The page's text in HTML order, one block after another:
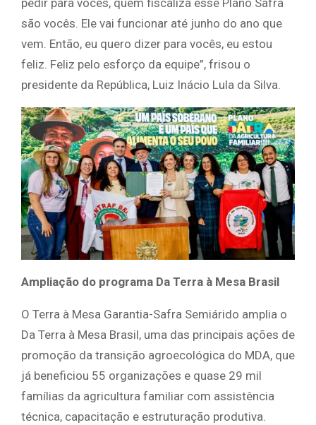
são vocês. Ele vai funcionar até junho do ano que
vem. Então, eu quero dizer para vocês, eu estou
feliz. Feliz pelo esforço da equipe”, frisou o
presidente da República, Luiz Inácio Lula da Silva.
Ampliação do programa Da Terra à Mesa Brasil
O Terra à Mesa Garantia-Safra Semiárido amplia o
Da Terra à Mesa Brasil, uma das principais ações de
promoção da transição agroecológica do MDA, que
já beneficiou 55 organizações e quase 29 mil
famílias da agricultura familiar com assistência
técnica, capacitação e estruturação produtiva.